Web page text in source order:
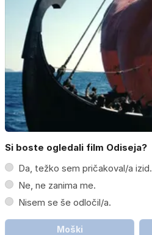
Si boste ogledali film Odiseja?
Da, težko sem pričakoval/a izid.
Ne, ne zanima me.
Nisem se še odločil/a.
Moški